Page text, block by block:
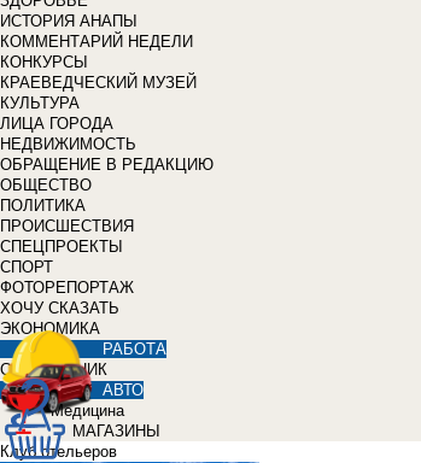
ИСТОРИЯ АНАПЫ
КОММЕНТАРИЙ НЕДЕЛИ
КОНКУРСЫ
КРАЕВЕДЧЕСКИЙ МУЗЕЙ
КУЛЬТУРА
ЛИЦА ГОРОДА
НЕДВИЖИМОСТЬ
ОБРАЩЕНИЕ В РЕДАКЦИЮ
ОБЩЕСТВО
ПОЛИТИКА
ПРОИСШЕСТВИЯ
СПЕЦПРОЕКТЫ
СПОРТ
ФОТОРЕПОРТАЖ
ХОЧУ СКАЗАТЬ
ЭКОНОМИКА
РАБОТА
СПРАВОЧНИК
АВТО
Медицина
МАГАЗИНЫ
Клуб отельеров